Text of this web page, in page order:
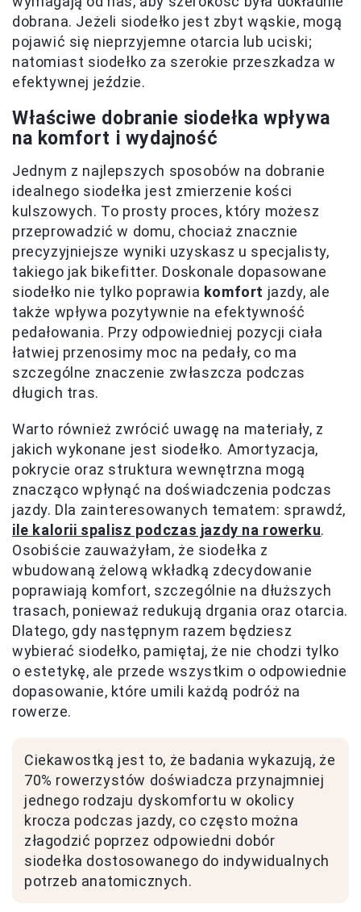
dobrana. Jeżeli siodełko jest zbyt wąskie, mogą
pojawić się nieprzyjemne otarcia lub uciski;
natomiast siodełko za szerokie przeszkadza w
efektywnej jeździe.
Właściwe dobranie siodełka wpływa
na komfort i wydajność
Jednym z najlepszych sposobów na dobranie
idealnego siodełka jest zmierzenie kości
kulszowych. To prosty proces, który możesz
przeprowadzić w domu, chociaż znacznie
precyzyjniejsze wyniki uzyskasz u specjalisty,
takiego jak bikefitter. Doskonale dopasowane
siodełko nie tylko poprawia komfort jazdy, ale
także wpływa pozytywnie na efektywność
pedałowania. Przy odpowiedniej pozycji ciała
łatwiej przenosimy moc na pedały, co ma
szczególne znaczenie zwłaszcza podczas
długich tras.
Warto również zwrócić uwagę na materiały, z
jakich wykonane jest siodełko. Amortyzacja,
pokrycie oraz struktura wewnętrzna mogą
znacząco wpłynąć na doświadczenia podczas
jazdy. Dla zainteresowanych tematem: sprawdź,
ile kalorii spalisz podczas jazdy na rowerku.
Osobiście zauważyłam, że siodełka z
wbudowaną żelową wkładką zdecydowanie
poprawiają komfort, szczególnie na dłuższych
trasach, ponieważ redukują drgania oraz otarcia.
Dlatego, gdy następnym razem będziesz
wybierać siodełko, pamiętaj, że nie chodzi tylko
o estetykę, ale przede wszystkim o odpowiednie
dopasowanie, które umili każdą podróż na
rowerze.
Ciekawostką jest to, że badania wykazują, że
70% rowerzystów doświadcza przynajmniej
jednego rodzaju dyskomfortu w okolicy
krocza podczas jazdy, co często można
złagodzić poprzez odpowiedni dobór
siodełka dostosowanego do indywidualnych
potrzeb anatomicznych.